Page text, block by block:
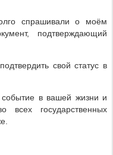
спрашивали о моём
подтверждающий
свой статус в
в вашей жизни и
государственных